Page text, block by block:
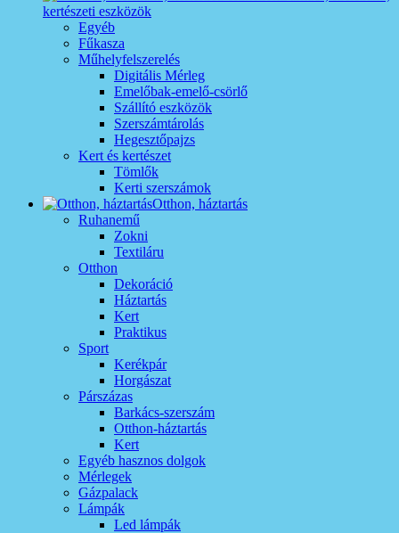
kertészeti eszközök
Egyéb
Fűkasza
Műhelyfelszerelés
Digitális Mérleg
Emelőbak-emelő-csörlő
Szállító eszközök
Szerszámtárolás
Hegesztőpajzs
Kert és kertészet
Tömlők
Kerti szerszámok
Otthon, háztartás
Ruhanemű
Zokni
Textiláru
Otthon
Dekoráció
Háztartás
Kert
Praktikus
Sport
Kerékpár
Horgászat
Párszázas
Barkács-szerszám
Otthon-háztartás
Kert
Egyéb hasznos dolgok
Mérlegek
Gázpalack
Lámpák
Led lámpák